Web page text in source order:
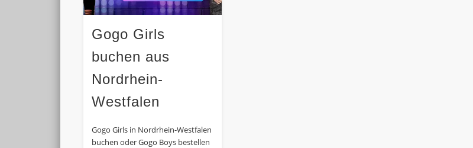
Gogo Girls
buchen aus
Nordrhein-
Westfalen
Gogo Girls in Nordrhein-Westfalen
buchen oder Gogo Boys bestellen